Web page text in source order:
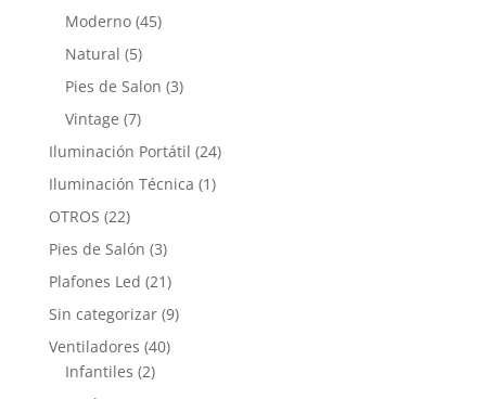
Moderno (45)
Natural (5)
Pies de Salon (3)
Vintage (7)
Iluminación Portátil (24)
Iluminación Técnica (1)
OTROS (22)
Pies de Salón (3)
Plafones Led (21)
Sin categorizar (9)
Ventiladores (40)
Infantiles (2)